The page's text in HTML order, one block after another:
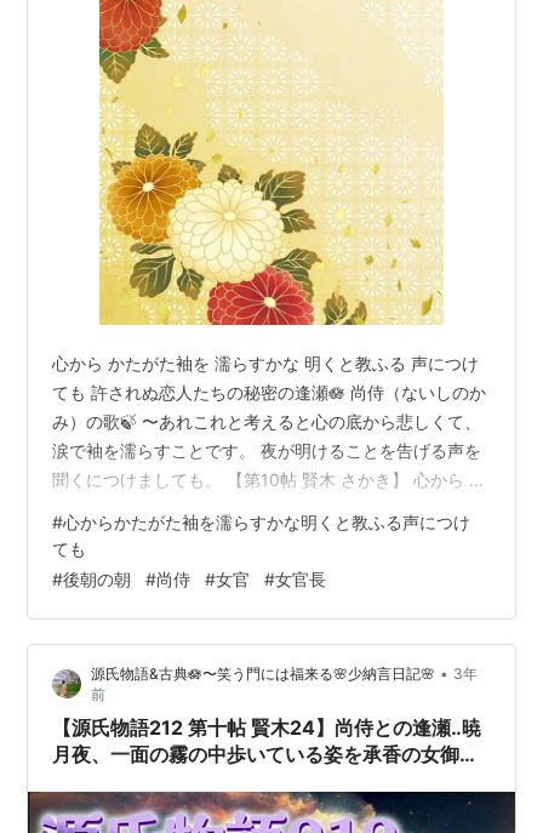
心から かたがた袖を 濡らすかな 明くと教ふる 声につけ
ても 許されぬ恋人たちの秘密の逢瀬🪷 尚侍（ないしのか
み）の歌🍃 〜あれこれと考えると心の底から悲しくて、
涙で袖を濡らすことです。 夜が明けることを告げる声を
聞くにつけましても。 【第10帖 賢木 さかき】 心から か
につけても 尚侍のこう言う様子はいかにもはかなそうで
あった。 歎《なげ》きつつ 我が世はかくて 過ぐせとや
は別れて出た。 まだ朝に遠い暁月夜で、 霧が一面に降っ
は…
#心からかたがた袖を濡らすかな明くと教ふる声につけ
ても
#後朝の朝 #尚侍 #女官 #女官長
源氏物語&古典🪷〜笑う門には福来る🌸少納言日記🌸 • 3年
前
【源氏物語212 第十帖 賢木24】尚侍との逢瀬‥暁
月夜、一面の霧の中歩いている姿を承香の女御の